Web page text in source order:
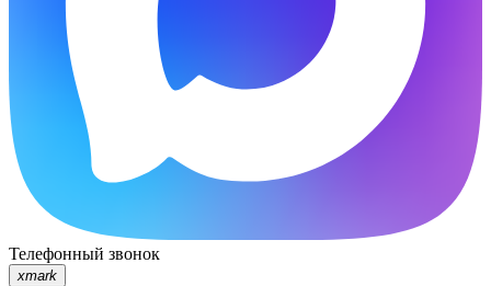
Телефонный звонок
xmark